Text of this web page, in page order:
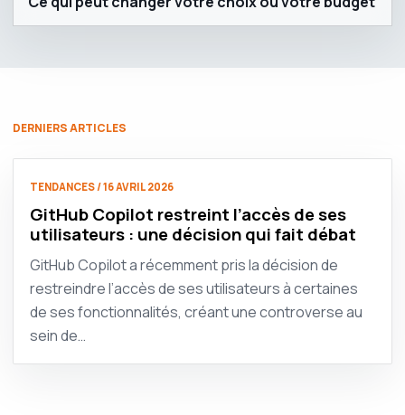
DERNIERS ARTICLES
TENDANCES / 16 AVRIL 2026
GitHub Copilot restreint l’accès de ses
utilisateurs : une décision qui fait débat
GitHub Copilot a récemment pris la décision de
restreindre l’accès de ses utilisateurs à certaines
de ses fonctionnalités, créant une controverse au
sein de…